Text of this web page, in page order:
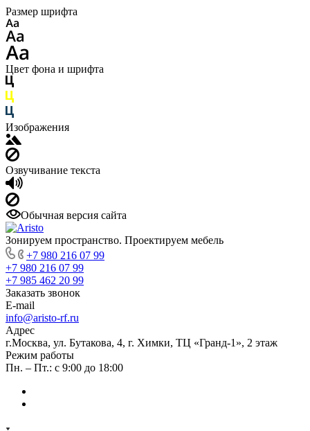
Размер шрифта
Цвет фона и шрифта
Изображения
Озвучивание текста
Обычная версия сайта
Зонируем пространство. Проектируем мебель
+7 980 216 07 99
+7 980 216 07 99
+7 985 462 20 99
Заказать звонок
E-mail
info@aristo-rf.ru
Адрес
г.Москва, ул. Бутакова, 4, г. Химки, ТЦ «Гранд-1», 2 этаж
Режим работы
Пн. – Пт.: с 9:00 до 18:00